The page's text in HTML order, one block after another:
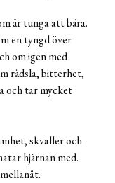
är tunga att bära.
en tyngd över
om igen med
rädsla, bitterhet,
och tar mycket
skvaller och
hjärnan med.